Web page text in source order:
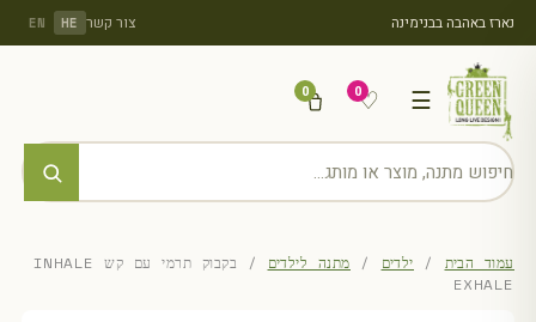
נארז באהבה בבנימינה צור קשר HE
EN
☰
♡
0
0
עמוד הבית / ילדים / מתנה לילדים
/ בקבוק תרמי עם קש INHALE
EXHALE